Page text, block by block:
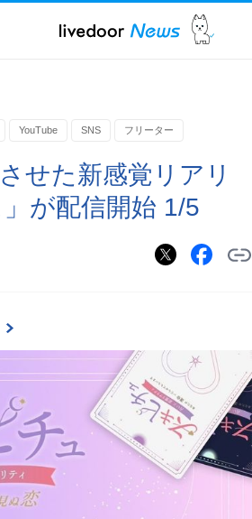
YouTube SNS フリーター
せた新感覚リアリ
が配信開始 1/5